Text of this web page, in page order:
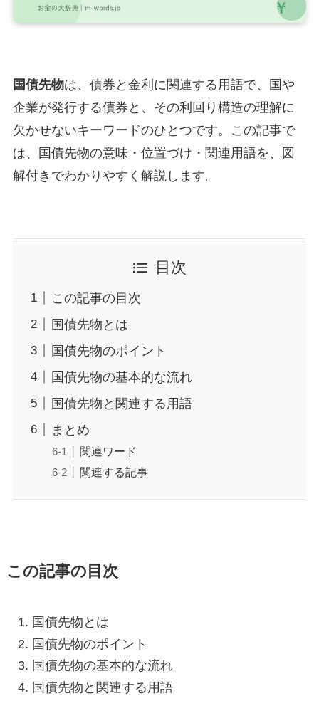
国債先物は、債券と金利に関連する用語で、国や
企業が発行する債券と、その利回り構造の理解に
欠かせないキーワードのひとつです。この記事で
は、国債先物の意味・位置づけ・関連用語を、図
解付きでわかりやすく解説します。
目次
この記事の目次
国債先物とは
国債先物のポイント
国債先物の基本的な流れ
国債先物と関連する用語
まとめ
関連ワード
関連する記事
この記事の目次
国債先物とは
国債先物のポイント
国債先物の基本的な流れ
国債先物と関連する用語